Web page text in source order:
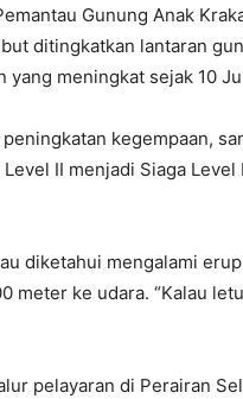
Gunung Anak
ditingkatkan lantaran
meningkat sejak 10
kegempaan,
II menjadi Siaga
diketahui mengalami
meter ke udara. “Kalau
pelayaran di Perairan